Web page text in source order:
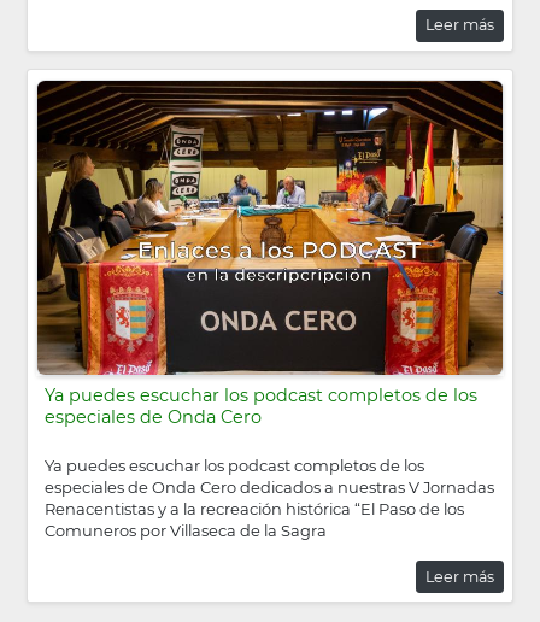
Leer más
Ya puedes escuchar los podcast completos de los
especiales de Onda Cero
Ya puedes escuchar los podcast completos de los
especiales de Onda Cero dedicados a nuestras V Jornadas
Renacentistas y a la recreación histórica “El Paso de los
Comuneros por Villaseca de la Sagra
Leer más